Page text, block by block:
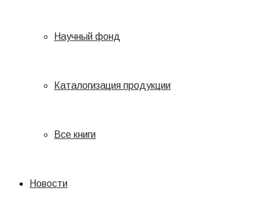
Научный фонд
Каталогизация продукции
Все книги
Новости